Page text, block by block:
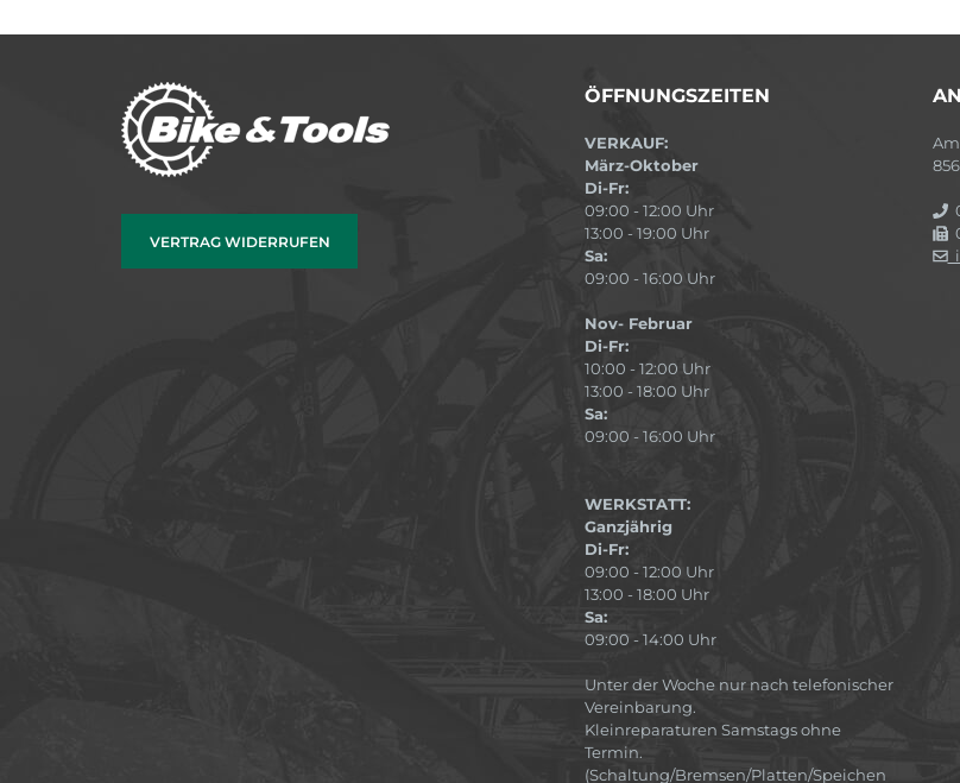
VERTRAG WIDERRUFEN
ÖFFNUNGSZEITEN
VERKAUF:
März-Oktober
Di-Fr:
09:00 - 12:00 Uhr
13:00 - 19:00 Uhr
Sa:
09:00 - 16:00 Uhr
Nov- Februar
Di-Fr:
10:00 - 12:00 Uhr
13:00 - 18:00 Uhr
Sa:
09:00 - 16:00 Uhr
WERKSTATT:
Ganzjährig
Di-Fr:
09:00 - 12:00 Uhr
13:00 - 18:00 Uhr
Sa:
09:00 - 14:00 Uhr
Unter der Woche nur nach telefonischer
Vereinbarung.
Kleinreparaturen Samstags ohne
Termin.
(Schaltung/Bremsen/Platten/Speichen